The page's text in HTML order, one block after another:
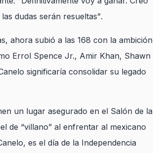
dudas serán resueltas”.
ahora subió a las 168 con la ambición
Errol Spence Jr., Amir Khan, Shawn
significaría consolidar su legado
un lugar asegurado en el Salón de la
de “villano” al enfrentar al mexicano
es el día de la Independencia